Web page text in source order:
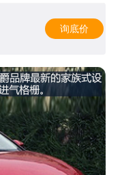
询底价